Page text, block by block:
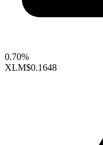
0.70%
XLM$0.1648